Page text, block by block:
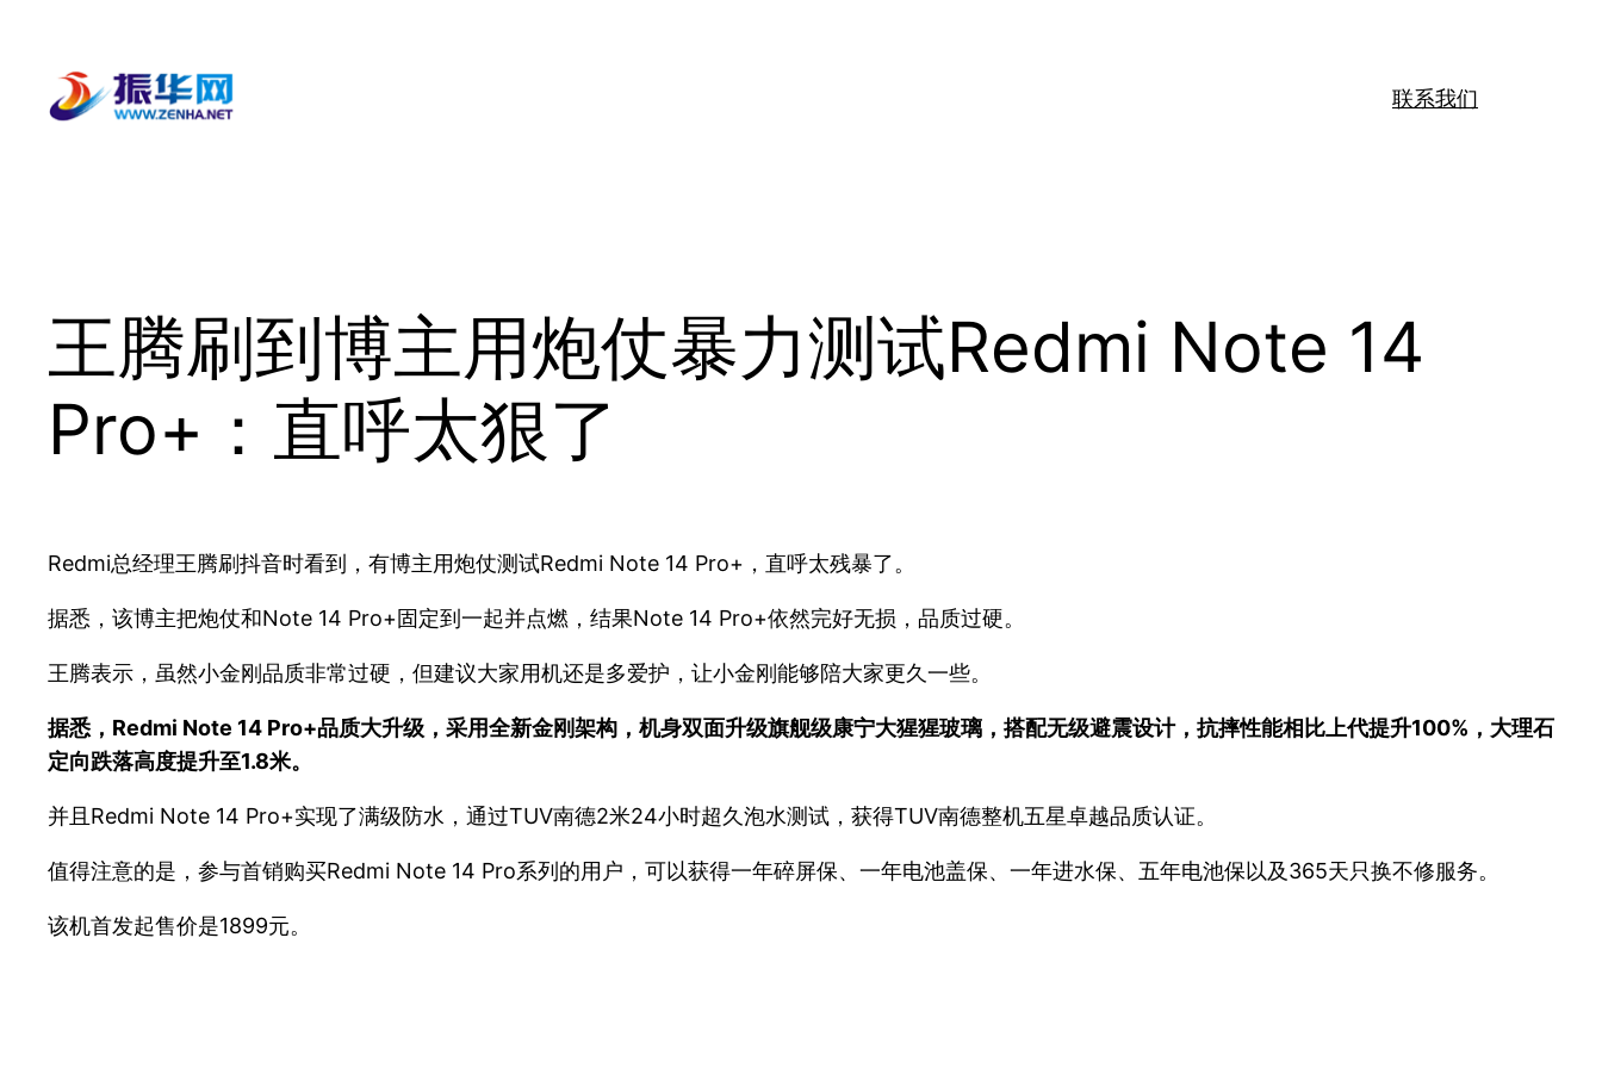
联系我们
王腾刷到博主用炮仗暴力测试Redmi Note 14
Pro+：直呼太狠了
Redmi总经理王腾刷抖音时看到，有博主用炮仗测试Redmi Note 14 Pro+，直呼太残暴了。
据悉，该博主把炮仗和Note 14 Pro+固定到一起并点燃，结果Note 14 Pro+依然完好无损，品质过硬。
王腾表示，虽然小金刚品质非常过硬，但建议大家用机还是多爱护，让小金刚能够陪大家更久一些。
据悉，Redmi Note 14 Pro+品质大升级，采用全新金刚架构，机身双面升级旗舰级康宁大猩猩玻璃，搭配无级避震设计，抗摔性能相比上代提升100%，大理石
定向跌落高度提升至1.8米。
并且Redmi Note 14 Pro+实现了满级防水，通过TUV南德2米24小时超久泡水测试，获得TUV南德整机五星卓越品质认证。
值得注意的是，参与首销购买Redmi Note 14 Pro系列的用户，可以获得一年碎屏保、一年电池盖保、一年进水保、五年电池保以及365天只换不修服务。
该机首发起售价是1899元。